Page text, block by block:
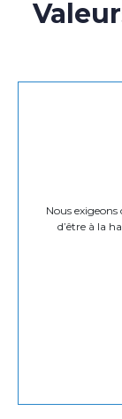
Nous
d’être à la